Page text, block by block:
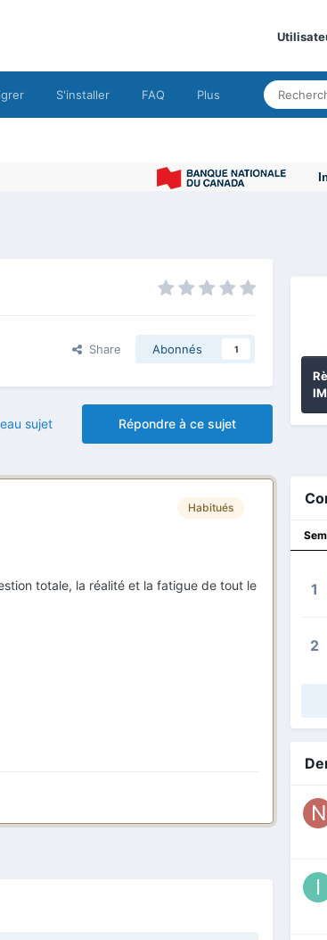
S'installer FAQ Plus
Share Abonnés 1
Répondre à ce sujet
sujet
Habitués
totale, la réalité et la fatigue de tout le
1
2